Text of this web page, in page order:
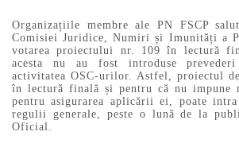
Organizațiile membre ale PN FSCP
Comisiei Juridice, Numiri și Imunități a
votarea proiectului nr. 109 în lectură
acesta nu au fost introduse
activitatea OSC-urilor. Astfel, proiectul
în lectură finală și pentru că nu impune
pentru asigurarea aplicării ei, poate
regulii generale, peste o lună de la
Oficial.